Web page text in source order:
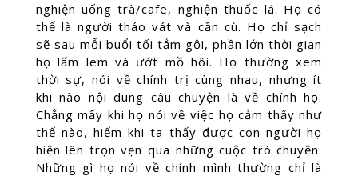
nghiện uống trà/cafe, nghiện thuốc lá. Họ có
thể là người tháo vát và cần cù. Họ chỉ sạch
sẽ sau mỗi buổi tối tắm gội, phần lớn thời gian
họ lấm lem và ướt mồ hôi. Họ thường xem
thời sự, nói về chính trị cùng nhau, nhưng ít
khi nào nội dung câu chuyện là về chính họ.
Chẳng mấy khi họ nói về việc họ cảm thấy như
thế nào, hiếm khi ta thấy được con người họ
hiện lên trọn vẹn qua những cuộc trò chuyện.
Những gì họ nói về chính mình thường chỉ là